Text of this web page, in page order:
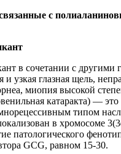
с
в сочетании с другими
и узкая глазная щель,
миопия высокой
катаракта) — это
типом
в хромосоме
патологического
GCG, равном 15-30.